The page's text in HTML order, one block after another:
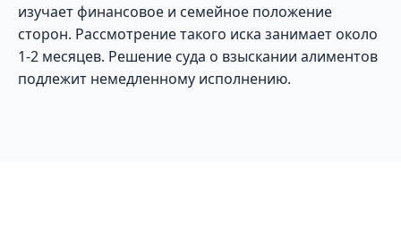
изучает финансовое и семейное положение
сторон. Рассмотрение такого иска занимает около
1-2 месяцев. Решение суда о взыскании алиментов
подлежит немедленному исполнению.